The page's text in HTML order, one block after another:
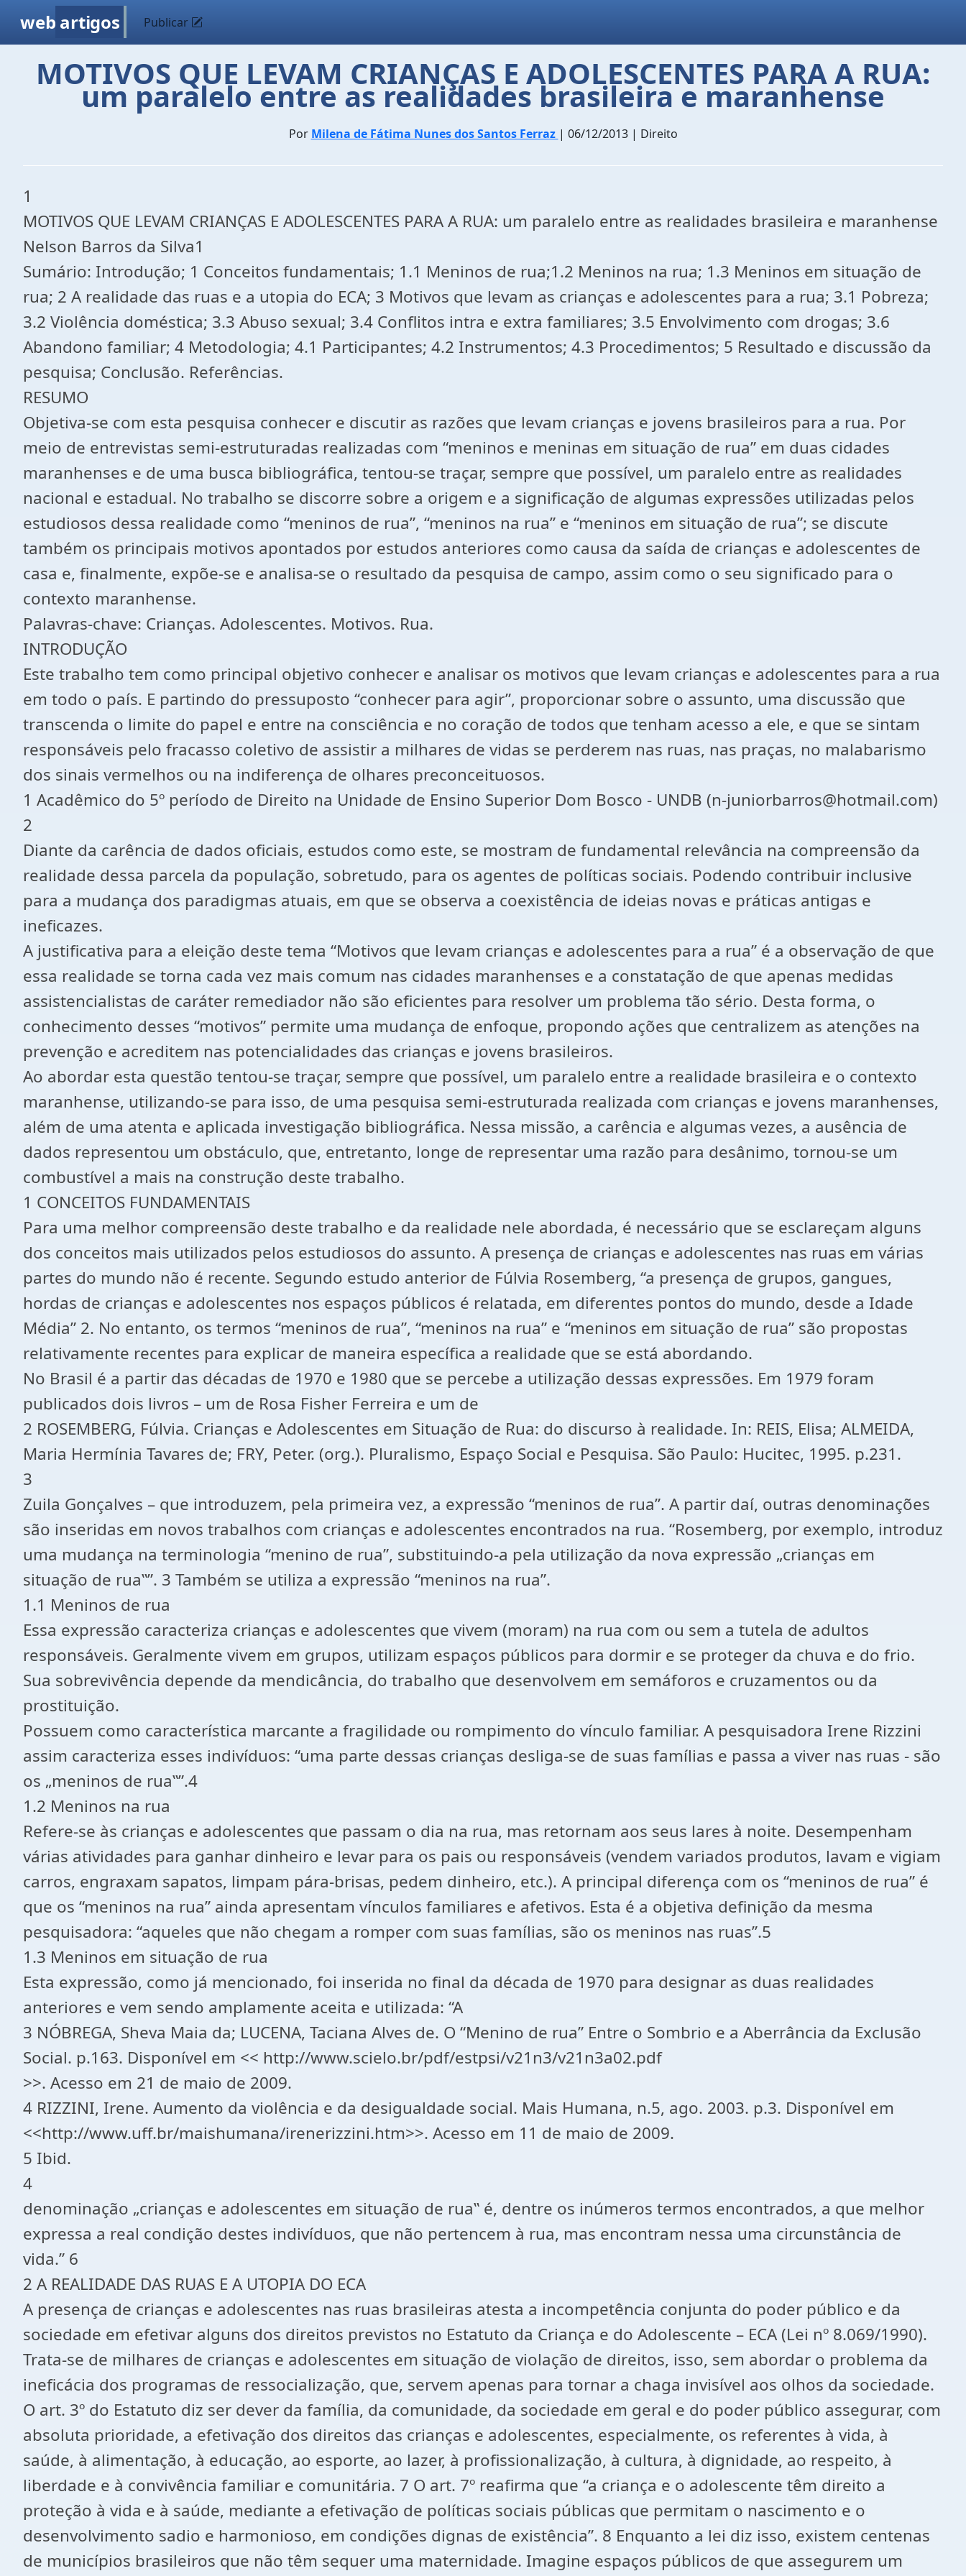
web artigos Publicar
MOTIVOS QUE LEVAM CRIANÇAS E ADOLESCENTES PARA A RUA:
um paralelo entre as realidades brasileira e maranhense
Por Milena de Fátima Nunes dos Santos Ferraz | 06/12/2013 | Direito
1
MOTIVOS QUE LEVAM CRIANÇAS E ADOLESCENTES PARA A RUA: um paralelo entre as realidades brasileira e maranhense
Nelson Barros da Silva1
Sumário: Introdução; 1 Conceitos fundamentais; 1.1 Meninos de rua;1.2 Meninos na rua; 1.3 Meninos em situação de
rua; 2 A realidade das ruas e a utopia do ECA; 3 Motivos que levam as crianças e adolescentes para a rua; 3.1 Pobreza;
3.2 Violência doméstica; 3.3 Abuso sexual; 3.4 Conflitos intra e extra familiares; 3.5 Envolvimento com drogas; 3.6
Abandono familiar; 4 Metodologia; 4.1 Participantes; 4.2 Instrumentos; 4.3 Procedimentos; 5 Resultado e discussão da
pesquisa; Conclusão. Referências.
RESUMO
Objetiva-se com esta pesquisa conhecer e discutir as razões que levam crianças e jovens brasileiros para a rua. Por
meio de entrevistas semi-estruturadas realizadas com “meninos e meninas em situação de rua” em duas cidades
maranhenses e de uma busca bibliográfica, tentou-se traçar, sempre que possível, um paralelo entre as realidades
nacional e estadual. No trabalho se discorre sobre a origem e a significação de algumas expressões utilizadas pelos
estudiosos dessa realidade como “meninos de rua”, “meninos na rua” e “meninos em situação de rua”; se discute
também os principais motivos apontados por estudos anteriores como causa da saída de crianças e adolescentes de
casa e, finalmente, expõe-se e analisa-se o resultado da pesquisa de campo, assim como o seu significado para o
contexto maranhense.
Palavras-chave: Crianças. Adolescentes. Motivos. Rua.
INTRODUÇÃO
Este trabalho tem como principal objetivo conhecer e analisar os motivos que levam crianças e adolescentes para a rua
em todo o país. E partindo do pressuposto “conhecer para agir”, proporcionar sobre o assunto, uma discussão que
transcenda o limite do papel e entre na consciência e no coração de todos que tenham acesso a ele, e que se sintam
responsáveis pelo fracasso coletivo de assistir a milhares de vidas se perderem nas ruas, nas praças, no malabarismo
dos sinais vermelhos ou na indiferença de olhares preconceituosos.
1 Acadêmico do 5º período de Direito na Unidade de Ensino Superior Dom Bosco - UNDB (n-juniorbarros@hotmail.com)
2
Diante da carência de dados oficiais, estudos como este, se mostram de fundamental relevância na compreensão da
realidade dessa parcela da população, sobretudo, para os agentes de políticas sociais. Podendo contribuir inclusive
para a mudança dos paradigmas atuais, em que se observa a coexistência de ideias novas e práticas antigas e
ineficazes.
A justificativa para a eleição deste tema “Motivos que levam crianças e adolescentes para a rua” é a observação de que
essa realidade se torna cada vez mais comum nas cidades maranhenses e a constatação de que apenas medidas
assistencialistas de caráter remediador não são eficientes para resolver um problema tão sério. Desta forma, o
conhecimento desses “motivos” permite uma mudança de enfoque, propondo ações que centralizem as atenções na
prevenção e acreditem nas potencialidades das crianças e jovens brasileiros.
Ao abordar esta questão tentou-se traçar, sempre que possível, um paralelo entre a realidade brasileira e o contexto
maranhense, utilizando-se para isso, de uma pesquisa semi-estruturada realizada com crianças e jovens maranhenses,
além de uma atenta e aplicada investigação bibliográfica. Nessa missão, a carência e algumas vezes, a ausência de
dados representou um obstáculo, que, entretanto, longe de representar uma razão para desânimo, tornou-se um
combustível a mais na construção deste trabalho.
1 CONCEITOS FUNDAMENTAIS
Para uma melhor compreensão deste trabalho e da realidade nele abordada, é necessário que se esclareçam alguns
dos conceitos mais utilizados pelos estudiosos do assunto. A presença de crianças e adolescentes nas ruas em várias
partes do mundo não é recente. Segundo estudo anterior de Fúlvia Rosemberg, “a presença de grupos, gangues,
hordas de crianças e adolescentes nos espaços públicos é relatada, em diferentes pontos do mundo, desde a Idade
Média” 2. No entanto, os termos “meninos de rua”, “meninos na rua” e “meninos em situação de rua” são propostas
relativamente recentes para explicar de maneira específica a realidade que se está abordando.
No Brasil é a partir das décadas de 1970 e 1980 que se percebe a utilização dessas expressões. Em 1979 foram
publicados dois livros – um de Rosa Fisher Ferreira e um de
2 ROSEMBERG, Fúlvia. Crianças e Adolescentes em Situação de Rua: do discurso à realidade. In: REIS, Elisa; ALMEIDA,
Maria Hermínia Tavares de; FRY, Peter. (org.). Pluralismo, Espaço Social e Pesquisa. São Paulo: Hucitec, 1995. p.231.
3
Zuila Gonçalves – que introduzem, pela primeira vez, a expressão “meninos de rua”. A partir daí, outras denominações
são inseridas em novos trabalhos com crianças e adolescentes encontrados na rua. “Rosemberg, por exemplo, introduz
uma mudança na terminologia “menino de rua”, substituindo-a pela utilização da nova expressão „crianças em
situação de rua‟”. 3 Também se utiliza a expressão “meninos na rua”.
1.1 Meninos de rua
Essa expressão caracteriza crianças e adolescentes que vivem (moram) na rua com ou sem a tutela de adultos
responsáveis. Geralmente vivem em grupos, utilizam espaços públicos para dormir e se proteger da chuva e do frio.
Sua sobrevivência depende da mendicância, do trabalho que desenvolvem em semáforos e cruzamentos ou da
prostituição.
Possuem como característica marcante a fragilidade ou rompimento do vínculo familiar. A pesquisadora Irene Rizzini
assim caracteriza esses indivíduos: “uma parte dessas crianças desliga-se de suas famílias e passa a viver nas ruas - são
os „meninos de rua‟”.4
1.2 Meninos na rua
Refere-se às crianças e adolescentes que passam o dia na rua, mas retornam aos seus lares à noite. Desempenham
várias atividades para ganhar dinheiro e levar para os pais ou responsáveis (vendem variados produtos, lavam e vigiam
carros, engraxam sapatos, limpam pára-brisas, pedem dinheiro, etc.). A principal diferença com os “meninos de rua” é
que os “meninos na rua” ainda apresentam vínculos familiares e afetivos. Esta é a objetiva definição da mesma
pesquisadora: “aqueles que não chegam a romper com suas famílias, são os meninos nas ruas”.5
1.3 Meninos em situação de rua
Esta expressão, como já mencionado, foi inserida no final da década de 1970 para designar as duas realidades
anteriores e vem sendo amplamente aceita e utilizada: “A
3 NÓBREGA, Sheva Maia da; LUCENA, Taciana Alves de. O “Menino de rua” Entre o Sombrio e a Aberrância da Exclusão
Social. p.163. Disponível em << http://www.scielo.br/pdf/estpsi/v21n3/v21n3a02.pdf
>>. Acesso em 21 de maio de 2009.
4 RIZZINI, Irene. Aumento da violência e da desigualdade social. Mais Humana, n.5, ago. 2003. p.3. Disponível em
<<http://www.uff.br/maishumana/irenerizzini.htm>>. Acesso em 11 de maio de 2009.
5 Ibid.
4
denominação „crianças e adolescentes em situação de rua‟ é, dentre os inúmeros termos encontrados, a que melhor
expressa a real condição destes indivíduos, que não pertencem à rua, mas encontram nessa uma circunstância de
vida.” 6
2 A REALIDADE DAS RUAS E A UTOPIA DO ECA
A presença de crianças e adolescentes nas ruas brasileiras atesta a incompetência conjunta do poder público e da
sociedade em efetivar alguns dos direitos previstos no Estatuto da Criança e do Adolescente – ECA (Lei nº 8.069/1990).
Trata-se de milhares de crianças e adolescentes em situação de violação de direitos, isso, sem abordar o problema da
ineficácia dos programas de ressocialização, que, servem apenas para tornar a chaga invisível aos olhos da sociedade.
O art. 3º do Estatuto diz ser dever da família, da comunidade, da sociedade em geral e do poder público assegurar, com
absoluta prioridade, a efetivação dos direitos das crianças e adolescentes, especialmente, os referentes à vida, à
saúde, à alimentação, à educação, ao esporte, ao lazer, à profissionalização, à cultura, à dignidade, ao respeito, à
liberdade e à convivência familiar e comunitária. 7 O art. 7º reafirma que “a criança e o adolescente têm direito a
proteção à vida e à saúde, mediante a efetivação de políticas sociais públicas que permitam o nascimento e o
desenvolvimento sadio e harmonioso, em condições dignas de existência”. 8 Enquanto a lei diz isso, existem centenas
de municípios brasileiros que não têm sequer uma maternidade. Imagine espaços públicos de que assegurem um